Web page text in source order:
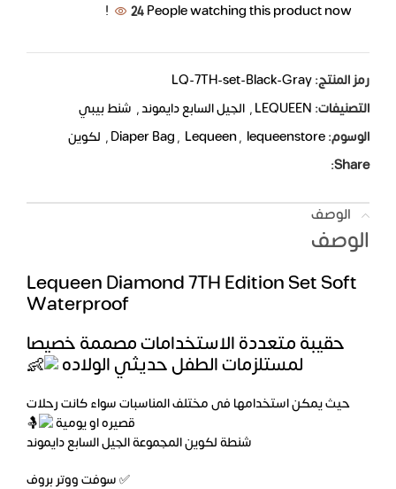
24People watching this product now!
رمز المنتج:LQ-7TH-set-Black-Gray
التصنيفات: LEQUEEN
, الجيل السابع دايموند, شنط بيبي
الوسوم:
Diaper Bag, Lequeen, lequeenstore
, لكوين
Share:
الوصف
الوصف
Lequeen Diamond 7TH Edition Set Soft
Waterproof
حقيبة متعددة الاستخدامات مصممة خصيصا
لمستلزمات الطفل حديثي الولاده
حيث يمكن استخدامها فى مختلف المناسبات سواء كانت رحلات
قصيره او يومية
شنطة لكوين المجموعة الجيل السابع دايموند
✅ سوفت ووتر بروف